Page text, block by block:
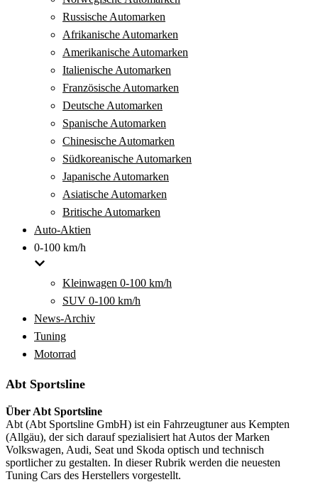
Russische Automarken
Afrikanische Automarken
Amerikanische Automarken
Italienische Automarken
Französische Automarken
Deutsche Automarken
Spanische Automarken
Chinesische Automarken
Südkoreanische Automarken
Japanische Automarken
Asiatische Automarken
Britische Automarken
Auto-Aktien
0-100 km/h
Kleinwagen 0-100 km/h
SUV 0-100 km/h
News-Archiv
Tuning
Motorrad
Abt Sportsline
Über Abt Sportsline
Abt (Abt Sportsline GmbH) ist ein Fahrzeugtuner aus Kempten
(Allgäu), der sich darauf spezialisiert hat Autos der Marken
Volkswagen, Audi, Seat und Skoda optisch und technisch
sportlicher zu gestalten. In dieser Rubrik werden die neuesten
Tuning Cars des Herstellers vorgestellt.